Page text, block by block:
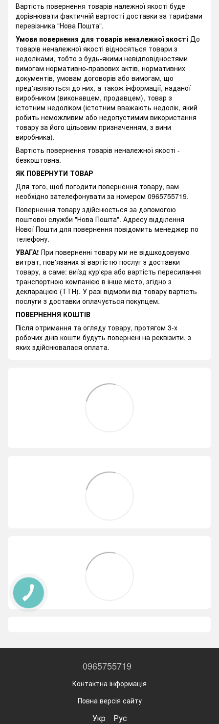
Вартість повернення товарів належної якості буде
дорівнювати фактичній вартості доставки за тарифами
перевізника "Нова Пошта".
Умови повернення для товарів неналежної якості До
товарів неналежної якості відносяться товари з
недоліками, тобто з будь-якими невідповідностями
вимогам нормативно-правових актів, нормативних
документів, умовам договорів або вимогам, що
пред'являються до них, а також інформації, наданої
виробником (виконавцем, продавцем), товар з
істотним недоліком (істотним вважають недолік, який
робить неможливим або недопустимим використання
товару за його цільовим призначенням, з вини
виробника).
Вартість повернення товарів неналежної якості -
безкоштовна.
ЯК ПОВЕРНУТИ ТОВАР
Для того, щоб погодити повернення товару, вам
необхідно зателефонувати за номером 0965755719.
Повернення товару здійснюється за допомогою
поштової служби "Нова Пошта". Адресу відділення
Нової Пошти для повернення повідомить менеджер по
телефону.
УВАГА! При поверненні товару ми не відшкодовуємо
витрат, пов'язаних зі вартістю послуг з доставки
товару, а саме: виїзд кур'єра або вартість пересилання
транспортною компанією в інше місто, згідно з
декларацією (ТТН). У разі відмови від товару вартість
послуги з доставки оплачується покупцем.
ПОВЕРНЕННЯ КОШТІВ
Після отримання та огляду товару, протягом 3-х
робочих днів кошти будуть повернені на реквізити, з
яких здійснювалася оплата.
0965755719
Контактна інформація
Повна версія сайту
Укр Рус